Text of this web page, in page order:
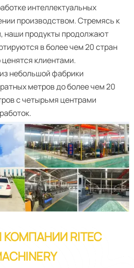
интеллектуальных
производством. Стремясь к
наши продукты продолжают
в более чем 20 стран
клиентами.
небольшой фабрики
метров до более чем 20
с четырьмя центрами
RITEC